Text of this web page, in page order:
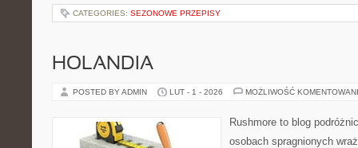
CATEGORIES: SEZONOWE PRZEPISY
HOLANDIA
POSTED BY ADMIN LUT - 1 - 2026 MOŻLIWOŚĆ
Rushmore to blog
osobach spragnionych